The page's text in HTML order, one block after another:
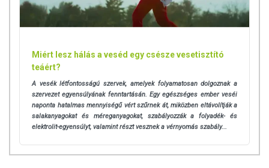
Miért lesz hálás a veséd egy csésze vesetisztító
teáért?
A vesék létfontosságú szervek, amelyek folyamatosan dolgoznak a
szervezet egyensúlyának fenntartásán. Egy egészséges ember veséi
naponta hatalmas mennyiségű vért szűrnek át, miközben eltávolítják a
salakanyagokat és méreganyagokat, szabályozzák a folyadék- és
elektrolit-egyensúlyt, valamint részt vesznek a vérnyomás szabály...